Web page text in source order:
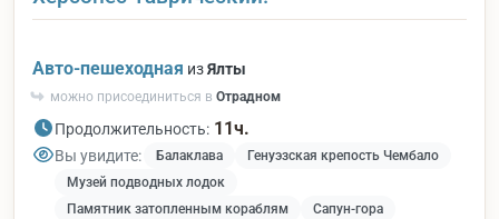
Авто-пешеходная изЯлты
можно присоединиться в Отрадном
Продолжительность: 11ч.
Вы увидите: Балаклава
Генуэзская крепость Чембало
Музей подводных лодок
Памятник затопленным кораблям
Сапун-гора